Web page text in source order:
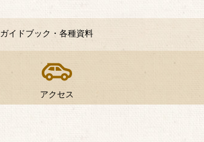
ガイドブック・各種資料
アクセス